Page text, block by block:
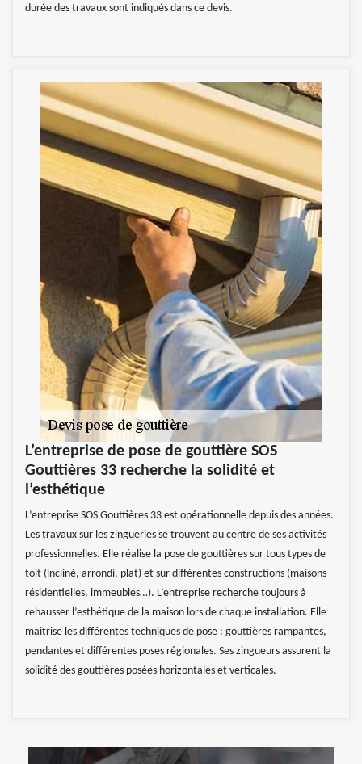
durée des travaux sont indiqués dans ce devis.
L’entreprise de pose de gouttière SOS
Gouttières 33 recherche la solidité et
l’esthétique
L’entreprise SOS Gouttières 33 est opérationnelle depuis des années.
Les travaux sur les zingueries se trouvent au centre de ses activités
professionnelles. Elle réalise la pose de gouttières sur tous types de
toit (incliné, arrondi, plat) et sur différentes constructions (maisons
résidentielles, immeubles…). L’entreprise recherche toujours à
rehausser l’esthétique de la maison lors de chaque installation. Elle
maitrise les différentes techniques de pose : gouttières rampantes,
pendantes et différentes poses régionales. Ses zingueurs assurent la
solidité des gouttières posées horizontales et verticales.